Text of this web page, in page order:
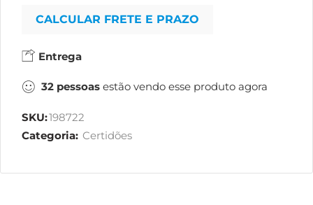
CALCULAR FRETE E PRAZO
Entrega
32 pessoas estão vendo esse produto agora
SKU:198722
Categoria: Certidões